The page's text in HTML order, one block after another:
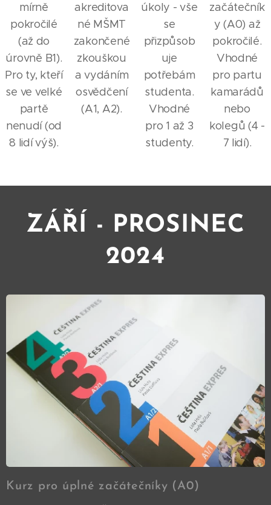
mírně
pokročilé
(až do
úrovně B1).
Pro ty, kteří
se ve velké
partě
nenudí (od
8 lidí výš).
akreditova
né MŠMT
zakončené
zkouškou
a vydáním
osvědčení
(A1, A2).
úkoly - vše
se
přizpůsob
uje
potřebám
studenta.
Vhodné
pro 1 až 3
studenty.
začátečník
y (A0) až
pokročilé.
Vhodné
pro partu
kamarádů
nebo
kolegů (4 -
7 lidí).
ZÁŘÍ - PROSINEC
2024
Kurz pro úplné začátečníky (A0)